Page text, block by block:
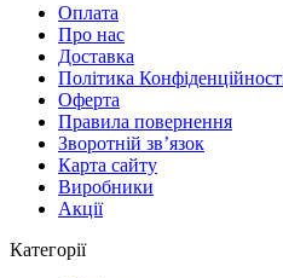
Оплата
Про нас
Доставка
Політика
Оферта
Правила повернення
Зворотній зв’язок
Карта сайту
Виробники
Акції
Категорії